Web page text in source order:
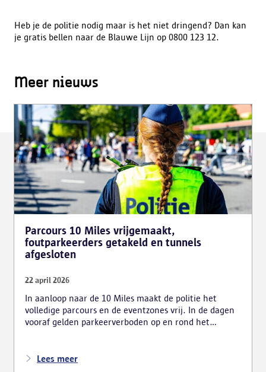
Heb je de politie nodig maar is het niet dringend? Dan kan
je gratis bellen naar de Blauwe Lijn op 0800 123 12.
Meer nieuws
Parcours 10 Miles vrijgemaakt,
foutparkeerders getakeld en tunnels
afgesloten
22 april 2026
In aanloop naar de 10 Miles maakt de politie het
volledige parcours en de eventzones vrij. In de dagen
vooraf gelden parkeerverboden op en rond het
politie verschillende tunnels en straten af om de
Lees meer